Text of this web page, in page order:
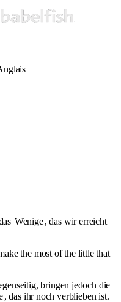
Wenige, das wir erreicht
the most of the little that
bringen jedoch die
, das ihr noch verblieben ist.